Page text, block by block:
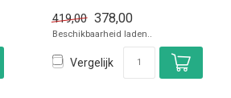
88(H)x120x60cm |Gastr...
419,00 378,00
Beschikbaarheid laden..
Vergelijk